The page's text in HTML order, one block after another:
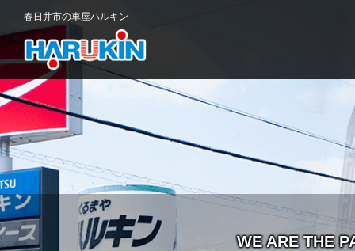
春日井市の車屋ハルキン
WE ARE THE